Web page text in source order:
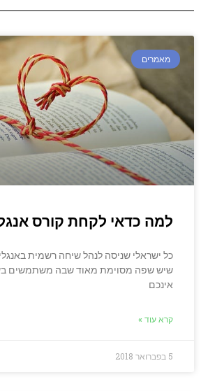
מאמרים
למה כדאי לקחת קורס
כל ישראלי שניסה לנהל שיחה רשמית
שיש שפה מסוימת מאוד שבה משתמשים
אינכם
קרא עוד »
5 בפברואר 2018